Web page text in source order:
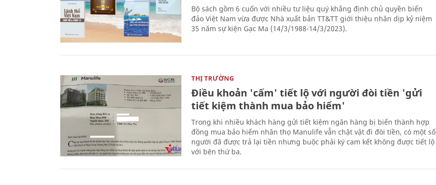
Bộ sách gồm 6 cuốn với nhiều tư liệu quý khẳng định chủ quyền biển
đảo Việt Nam vừa được Nhà xuất bản TT&TT giới thiệu nhân dịp kỷ niệm
35 năm sự kiện Gạc Ma (14/3/1988-14/3/2023).
THỊ TRƯỜNG
Điều khoản 'cấm' tiết lộ với người đòi tiền 'gửi
tiết kiệm thành mua bảo hiểm'
Trong khi nhiều khách hàng gửi tiết kiệm ngân hàng bị biến thành hợp
đồng mua bảo hiểm nhân thọ Manulife vẫn chật vật đi đòi tiền, có một số
người đã được trả lại tiền nhưng buộc phải ký cam kết không được tiết lộ
với bên thứ ba.